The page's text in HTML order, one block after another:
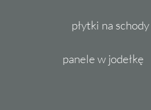
płytki na schody
panele w jodełkę